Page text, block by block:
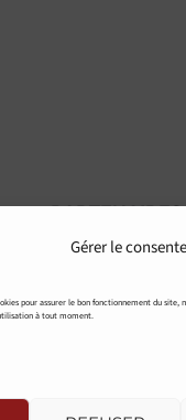
Gérer le
pour assurer le bon fonctionnement du
à tout moment.
PARTENAIRES